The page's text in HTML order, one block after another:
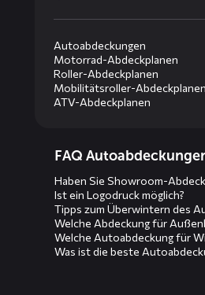
Autoabdeckungen
Motorrad-Abdeckplanen
Roller-Abdeckplanen
Mobilitätsroller-Abdeckplanen
ATV-Abdeckplanen
menusFAQ
Haben Sie Showroom-
Ist ein Logodruck möglich?
Tipps zum Überwintern des
Welche Abdeckung für
Welche Autoabdeckung für
Was ist die beste